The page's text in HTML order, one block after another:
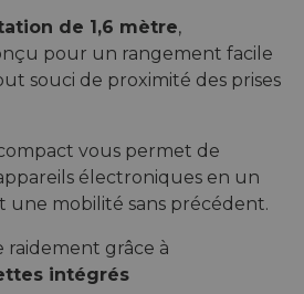
de 1,6 mètre,
pour un rangement facile
souci de proximité des prises
vous permet de
électroniques en un
une mobilité sans précédent.
raidement grâce à
intégrés